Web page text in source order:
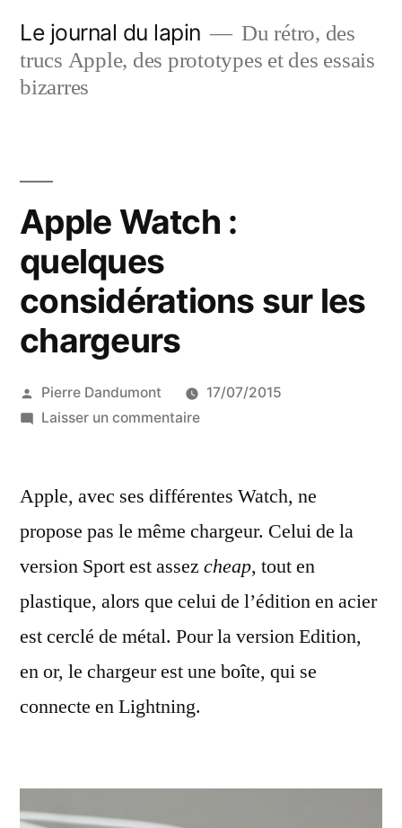
contenu
Le journal du lapin
Du rétro, des
trucs Apple, des prototypes et des essais
bizarres
Apple Watch :
quelques
considérations sur les
chargeurs
Publié
par
Pierre Dandumont
17/07/2015
Laisser un commentairesur
:
considérations
sur
les
Apple, avec ses différentes Watch, ne
propose pas le même chargeur. Celui de la
version Sport est assez cheap, tout en
plastique, alors que celui de l’édition en acier
est cerclé de métal. Pour la version Edition,
en or, le chargeur est une boîte, qui se
connecte en Lightning.